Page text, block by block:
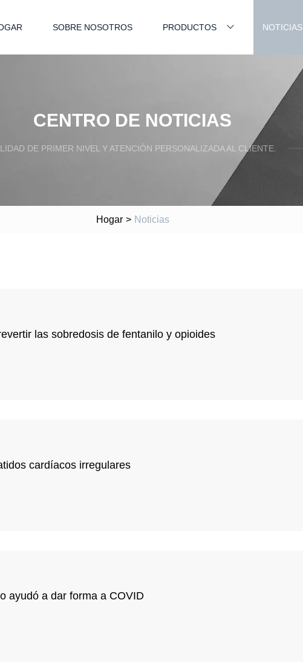
SOBRE NOSOTROS PRODUCTOS NOTICIAS
CENTRO DE NOTICIAS
DE PRIMER NIVEL Y ATENCIÓN PERSONALIZADA AL CLIENTE.
Hogar > Noticias
las sobredosis de fentanilo y opioides
cardíacos irregulares
ayudó a dar forma a COVID